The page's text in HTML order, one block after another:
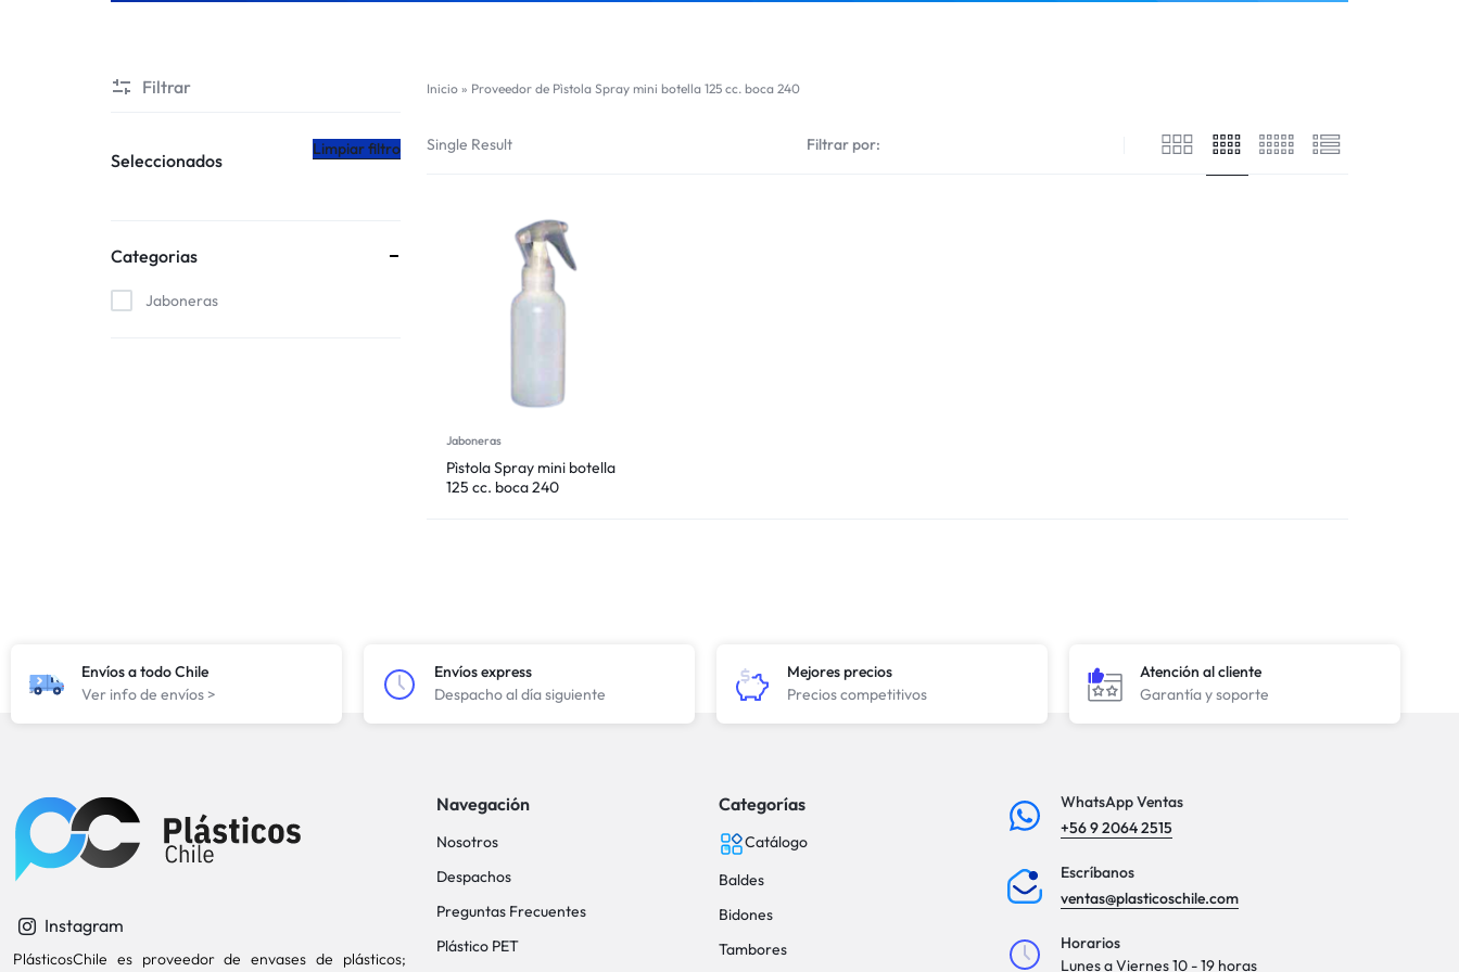
Inicio » Proveedor de Pìstola Spray mini botella 125 cc. boca 240
Single Result Filtrar por:
Jaboneras
Pìstola Spray mini botella
125 cc. boca 240
Filtrar
Seleccionados
Limpiar filtro
Categorias
Jaboneras
Envíos a todo Chile
Ver info de envíos >
Envíos express
Despacho al día siguiente
Mejores precios
Precios competitivos
Atención al cliente
Garantía y soporte
Instagram
PlásticosChile es proveedor de envases de plásticos;
Navegación
Nosotros
Despachos
Preguntas Frecuentes
Plástico PET
Categorías
Catálogo
Baldes
Bidones
Tambores
WhatsApp Ventas
+56 9 2064 2515
Escríbanos
ventas@plasticoschile.com
Horarios
Lunes a Viernes 10 - 19 horas